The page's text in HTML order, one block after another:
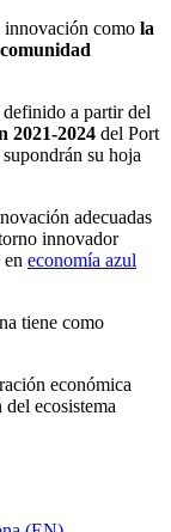
innovación como la
a partir del
2021-2024 del Port
su hoja
adecuadas
innovador
en economía azul
tiene como
económica
ecosistema